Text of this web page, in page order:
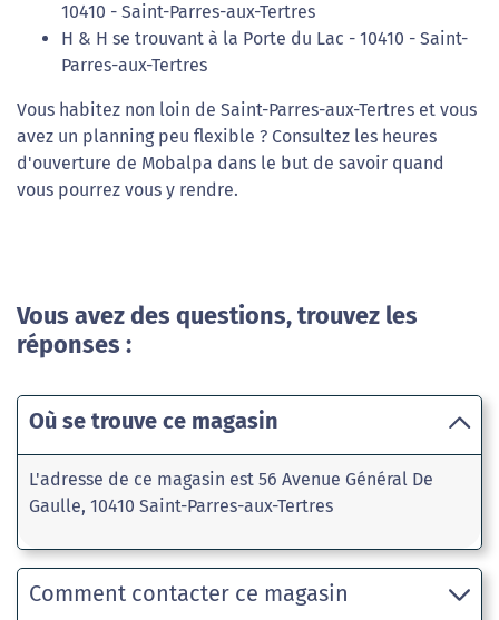
10410 - Saint-Parres-aux-Tertres
H & H se trouvant à la Porte du Lac - 10410 - Saint-
Parres-aux-Tertres
Vous habitez non loin de Saint-Parres-aux-Tertres et vous
avez un planning peu flexible ? Consultez les heures
d'ouverture de Mobalpa dans le but de savoir quand
vous pourrez vous y rendre.
Vous avez des questions, trouvez les
réponses :
Où se trouve ce magasin
L'adresse de ce magasin est 56 Avenue Général De
Gaulle, 10410 Saint-Parres-aux-Tertres
Comment contacter ce magasin